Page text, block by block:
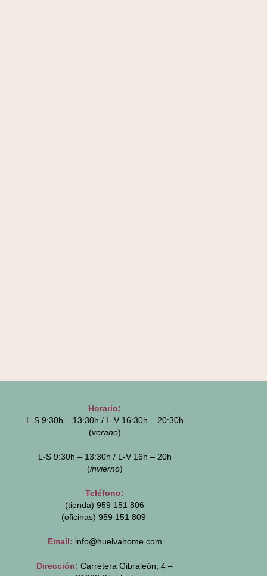
Horario:
L-S 9:30h – 13:30h / L-V 16:30h – 20:30h
(verano)
L-S 9:30h – 13:30h / L-V 16h – 20h
(invierno)
Teléfono:
(tienda) 959 151 806
(oficinas) 959 151 809
Email: info@huelvahome.com
Dirección: Carretera Gibraleón, 4 –